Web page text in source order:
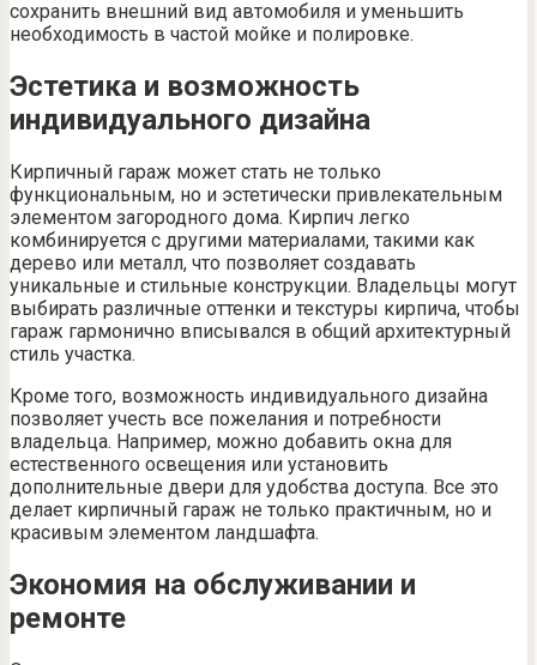
сохранить внешний вид автомобиля и уменьшить
необходимость в частой мойке и полировке.
Эстетика и возможность
индивидуального дизайна
Кирпичный гараж может стать не только
функциональным, но и эстетически привлекательным
элементом загородного дома. Кирпич легко
комбинируется с другими материалами, такими как
дерево или металл, что позволяет создавать
уникальные и стильные конструкции. Владельцы могут
выбирать различные оттенки и текстуры кирпича, чтобы
гараж гармонично вписывался в общий архитектурный
стиль участка.
Кроме того, возможность индивидуального дизайна
позволяет учесть все пожелания и потребности
владельца. Например, можно добавить окна для
естественного освещения или установить
дополнительные двери для удобства доступа. Все это
делает кирпичный гараж не только практичным, но и
красивым элементом ландшафта.
Экономия на обслуживании и
ремонте